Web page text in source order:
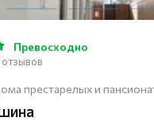
престарелых и
Превосходно
отзывов